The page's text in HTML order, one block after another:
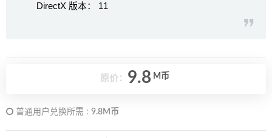
DirectX 版本： 11
原价： 9.8 M币
普通用户兑换所需 : 9.8M币